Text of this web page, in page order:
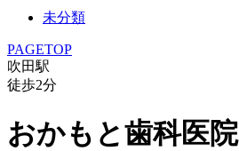
未分類
PAGETOP
吹田駅
徒歩2分
おかもと歯科医院